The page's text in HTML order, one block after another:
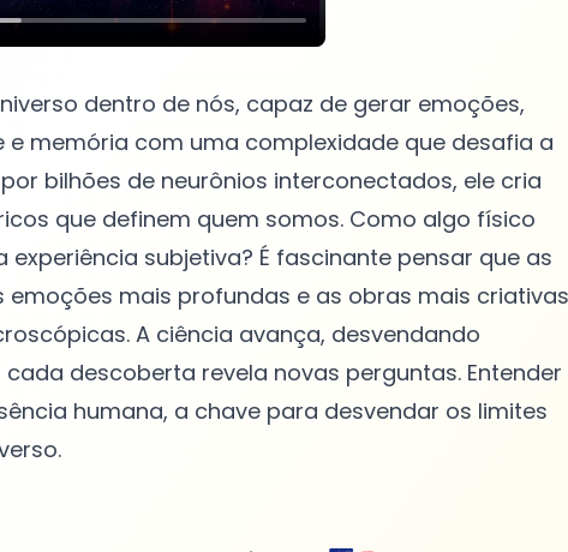
dentro de nós, capaz de gerar emoções,
memória com uma complexidade que desafia a
bilhões de neurônios interconectados, ele cria
que definem quem somos. Como algo físico
experiência subjetiva? É fascinante pensar que as
emoções mais profundas e as obras mais criativas
A ciência avança, desvendando
descoberta revela novas perguntas. Entender
humana, a chave para desvendar os limites
da mente e do próprio universo.